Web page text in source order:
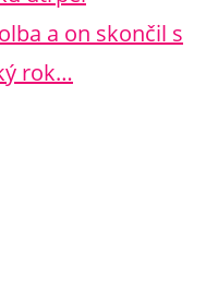
a on skončil s
rok…